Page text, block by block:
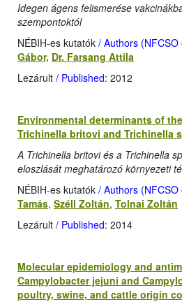
Idegen ágens felismerése
szempontoktól
NÉBIH-es kutatók / Authors (NFCSO
Gábor, Dr. Farsang Attila
Lezárult / Published: 2012
Environmental determinants of
Trichinella britovi and Trichinella
A Trichinella britovi és a Trichinella
eloszlását meghatározó környezeti
NÉBIH-es kutatók / Authors (NFCSO
Tamás, Széll Zoltán, Tolnai Zoltán
Lezárult / Published: 2014
Molecular epidemiology and
Campylobacter jejuni and
poultry, swine, and cattle origin